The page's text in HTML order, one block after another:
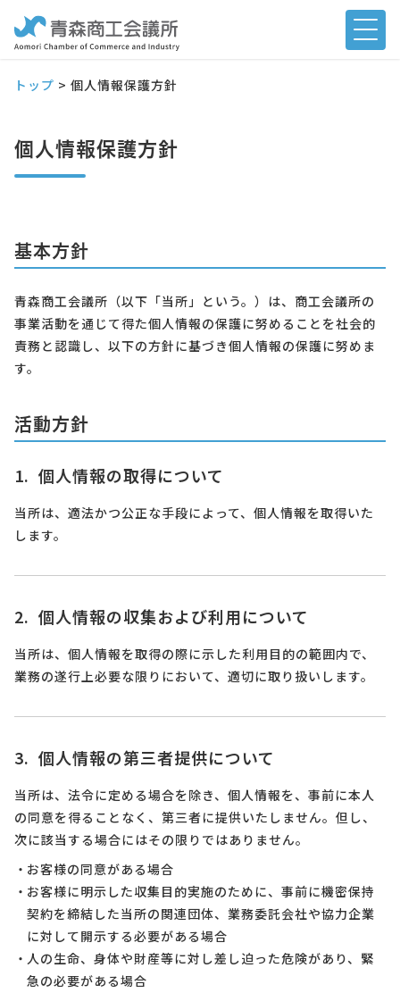
トップ > 個人情報保護方針
個人情報保護方針
基本方針
青森商工会議所（以下「当所」という。）は、商工会議所の
事業活動を通じて得た個人情報の保護に努めることを社会的
責務と認識し、以下の方針に基づき個人情報の保護に努めま
す。
活動方針
個人情報の取得について
当所は、適法かつ公正な手段によって、個人情報を取得いた
します。
個人情報の収集および利用について
当所は、個人情報を取得の際に示した利用目的の範囲内で、
業務の遂行上必要な限りにおいて、適切に取り扱いします。
個人情報の第三者提供について
当所は、法令に定める場合を除き、個人情報を、事前に本人
の同意を得ることなく、第三者に提供いたしません。但し、
次に該当する場合にはその限りではありません。
お客様の同意がある場合
お客様に明示した収集目的実施のために、事前に機密保持
契約を締結した当所の関連団体、業務委託会社や協力企業
に対して開示する必要がある場合
人の生命、身体や財産等に対し差し迫った危険があり、緊
急の必要がある場合